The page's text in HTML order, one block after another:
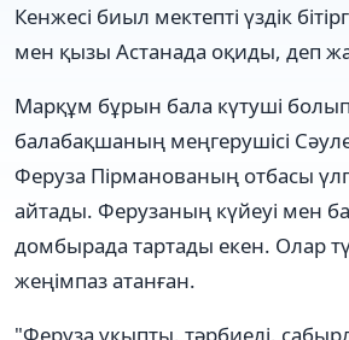
Кенжесі биыл мектепті үздік
мен қызы Астанада оқиды, деп
Марқұм бұрын бала күтуші
балабақшаның меңгерушісі
Феруза Пірманованың отбасы
айтады. Ферузаның күйеуі мен
домбырада тартады екен. Олар
жеңімпаз атанған.
"Феруза ұқыпты, тәрбиелі,